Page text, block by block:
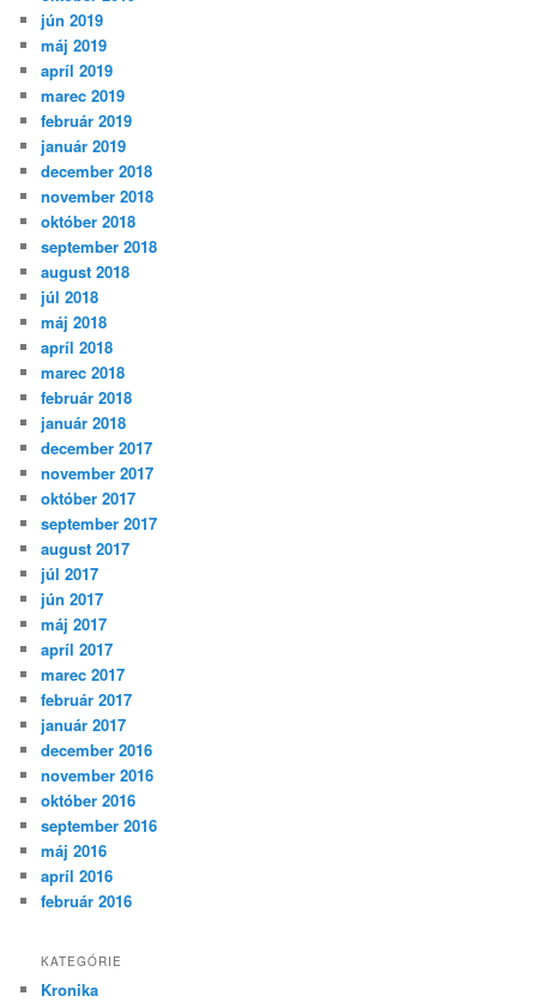
jún 2019
máj 2019
apríl 2019
marec 2019
február 2019
január 2019
december 2018
november 2018
október 2018
september 2018
august 2018
júl 2018
máj 2018
apríl 2018
marec 2018
február 2018
január 2018
december 2017
november 2017
október 2017
september 2017
august 2017
júl 2017
jún 2017
máj 2017
apríl 2017
marec 2017
február 2017
január 2017
december 2016
november 2016
október 2016
september 2016
máj 2016
apríl 2016
február 2016
KATEGÓRIE
Kronika